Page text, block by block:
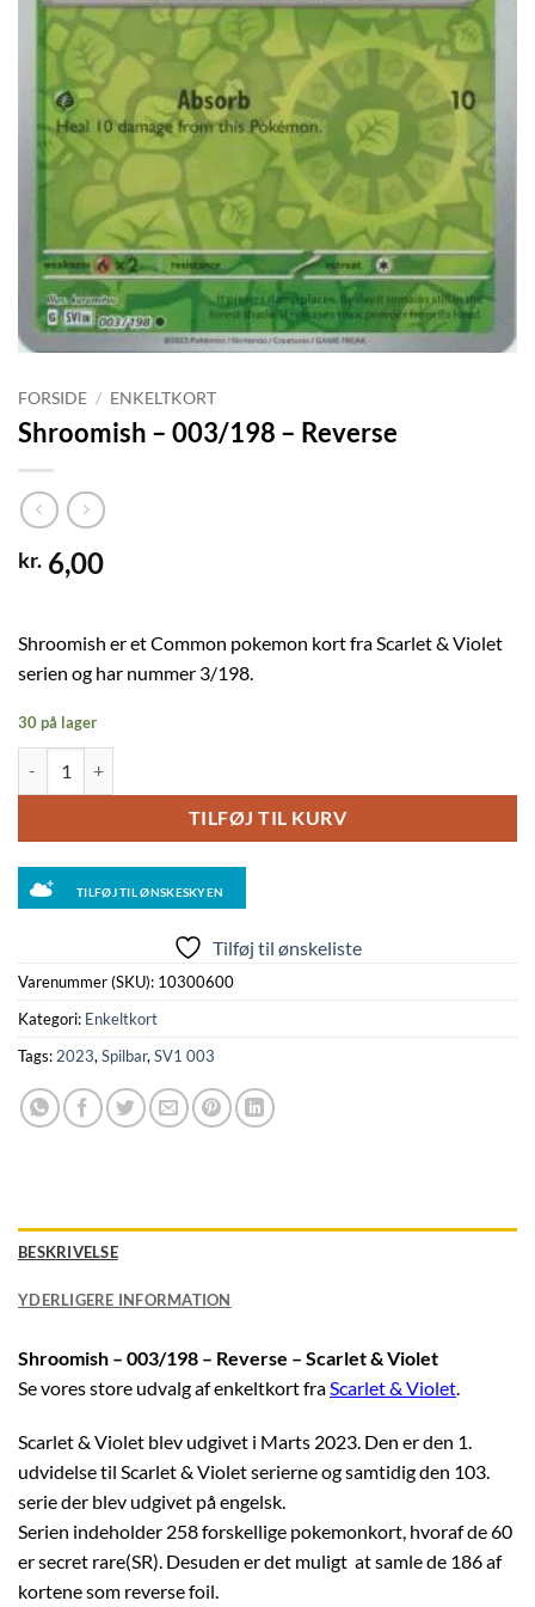
FORSIDE / ENKELTKORT
Shroomish – 003/198 – Reverse
kr. 6,00
Shroomish er et Common pokemon kort fra Scarlet & Violet
serien og har nummer 3/198.
30 på lager
TILFØJ TIL KURV
TILFØJ TIL ØNSKESKYEN
Tilføj til ønskeliste
Varenummer (SKU): 10300600
Kategori: Enkeltkort
Tags: 2023, Spilbar, SV1 003
BESKRIVELSE
YDERLIGERE INFORMATION
Shroomish – 003/198 – Reverse – Scarlet & Violet
Se vores store udvalg af enkeltkort fra Scarlet & Violet
Scarlet & Violet blev udgivet i Marts 2023. Den er den 1.
udvidelse til Scarlet & Violet serierne og samtidig den 103.
serie der blev udgivet på engelsk.
Serien indeholder 258 forskellige pokemonkort, hvoraf de 60
er secret rare(SR). Desuden er det muligt at samle de 186 af
kortene som reverse foil.